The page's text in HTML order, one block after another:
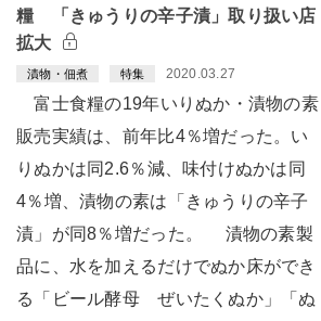
糧 「きゅうりの辛子漬」取り扱い店
拡大
漬物・佃煮 特集 2020.03.27
富士食糧の19年いりぬか・漬物の素
販売実績は、前年比4％増だった。い
りぬかは同2.6％減、味付けぬかは同
4％増、漬物の素は「きゅうりの辛子
漬」が同8％増だった。 漬物の素製
品に、水を加えるだけでぬか床ができ
る「ビール酵母 ぜいたくぬか」「ぬ